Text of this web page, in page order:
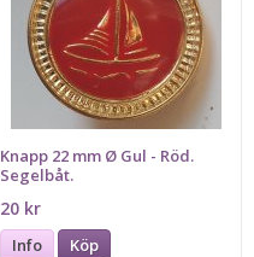
Knapp 22 mm Ø Gul - Röd.
Segelbåt.
20 kr
Info Köp